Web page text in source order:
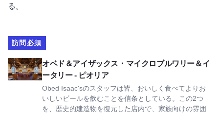
る。
訪問必須
オベド＆アイザックス・マイクロブルワリー＆イ
ータリー - ピオリア
Obed Isaac'sのスタッフは皆、おいしく食べてよりお
いしいビールを飲むことを信条としている。この2つ
を、歴史的建造物を復元した店内で、家族向けの雰囲
Obed & Isaac's Microbrewery and Eatery - Peoriaを表示。